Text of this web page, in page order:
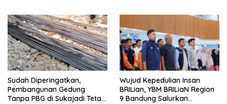
Sudah Diperingatkan,
Pembangunan Gedung
Tanpa PBG di Sukajadi Tetap
Wujud Kepedulian Insan
BRILian, YBM BRILiaN Region
9 Bandung Salurkan